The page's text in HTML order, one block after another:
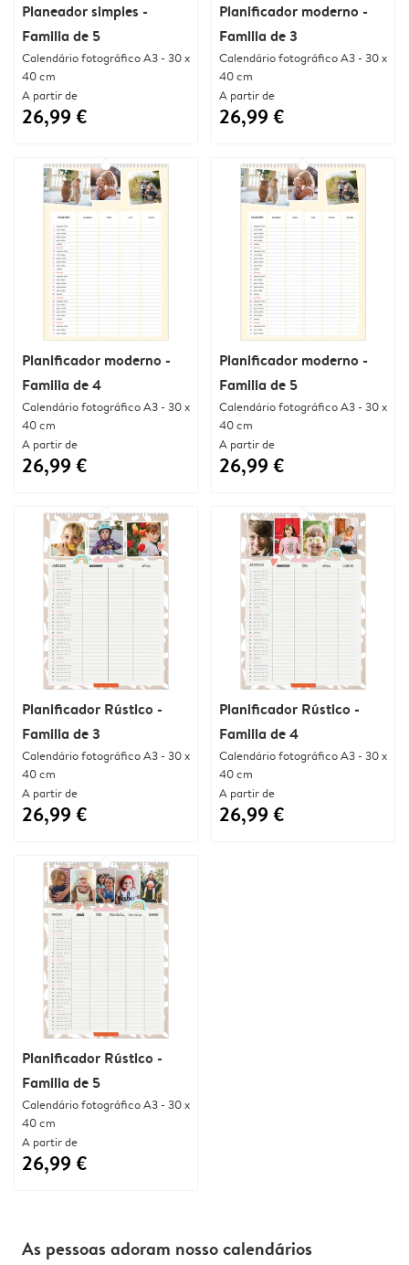
Planeador simples -
Familia de 5
Calendário fotográfico A3 - 30 x
40 cm
A partir de
26,99 €
Planificador moderno -
Familia de 3
Calendário fotográfico A3 - 30 x
40 cm
A partir de
26,99 €
Planificador moderno -
Familia de 4
Calendário fotográfico A3 - 30 x
40 cm
A partir de
26,99 €
Planificador moderno -
Familia de 5
Calendário fotográfico A3 - 30 x
40 cm
A partir de
26,99 €
Planificador Rústico -
Familia de 3
Calendário fotográfico A3 - 30 x
40 cm
A partir de
26,99 €
Planificador Rústico -
Familia de 4
Calendário fotográfico A3 - 30 x
40 cm
A partir de
26,99 €
Planificador Rústico -
Familia de 5
Calendário fotográfico A3 - 30 x
40 cm
A partir de
26,99 €
As pessoas adoram nosso calendários